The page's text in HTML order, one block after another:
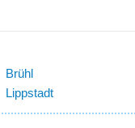
Brühl
Lippstadt